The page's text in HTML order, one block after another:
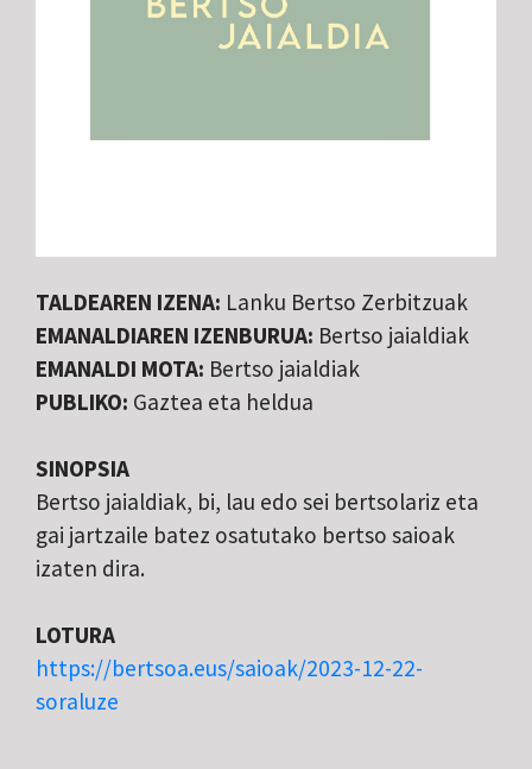
TALDEAREN IZENA: Lanku Bertso Zerbitzuak
EMANALDIAREN IZENBURUA: Bertso jaialdiak
EMANALDI MOTA: Bertso jaialdiak
PUBLIKO: Gaztea eta heldua
SINOPSIA
Bertso jaialdiak, bi, lau edo sei bertsolariz eta
gai jartzaile batez osatutako bertso saioak
izaten dira.
LOTURA
https://bertsoa.eus/saioak/2023-12-22-
soraluze